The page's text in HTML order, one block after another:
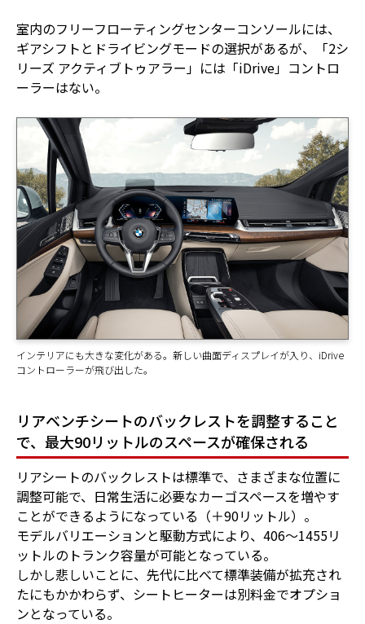
室内のフリーフローティングセンターコンソールには、
ギアシフトとドライビングモードの選択があるが、「2シ
リーズ アクティブトゥアラー」には「iDrive」コントロ
ーラーはない。
インテリアにも大きな変化がある。新しい曲面ディスプレイが入り、iDrive
コントローラーが飛び出した。
リアベンチシートのバックレストを調整すること
で、最大90リットルのスペースが確保される
リアシートのバックレストは標準で、さまざまな位置に
調整可能で、日常生活に必要なカーゴスペースを増やす
ことができるようになっている（＋90リットル）。
モデルバリエーションと駆動方式により、406～1455リ
ットルのトランク容量が可能となっている。
しかし悲しいことに、先代に比べて標準装備が拡充され
たにもかかわらず、シートヒーターは別料金でオプショ
ンとなっている。